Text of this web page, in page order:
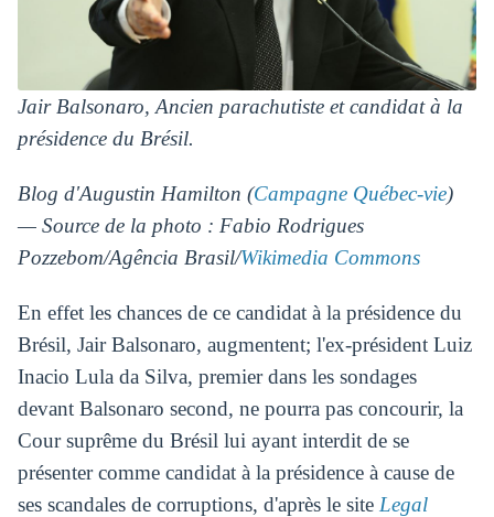
Jair Balsonaro, Ancien parachutiste et candidat à la
présidence du Brésil.
Blog d'Augustin Hamilton (Campagne Québec-vie)
— Source de la photo : Fabio Rodrigues
Pozzebom/Agência Brasil/Wikimedia Commons
En effet les chances de ce candidat à la présidence du
Brésil, Jair Balsonaro, augmentent; l'ex-président Luiz
Inacio Lula da Silva, premier dans les sondages
devant Balsonaro second, ne pourra pas concourir, la
Cour suprême du Brésil lui ayant interdit de se
présenter comme candidat à la présidence à cause de
ses scandales de corruptions, d'après le site Legal